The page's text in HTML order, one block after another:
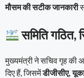
मौसम की सटीक जानकारी
समिति गठित,
मुख्यमंत्री ने सचिव गृह की
दिए हैं, जिसमेंडीजीसीए,